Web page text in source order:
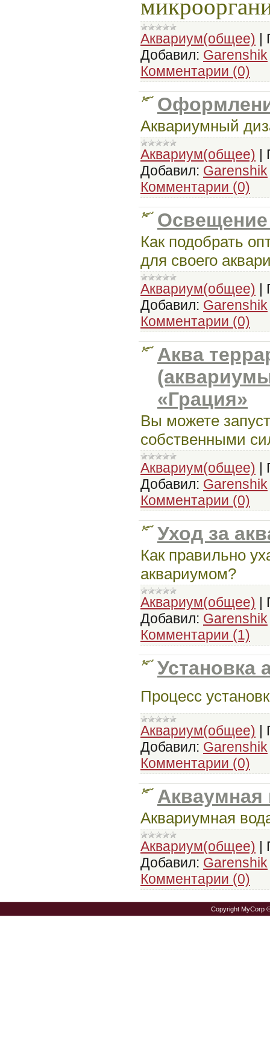
Аквариум(общее) |
Добавил: Garenshik
Комментарии (0)
Аквариумный
Аквариум(общее) |
Добавил: Garenshik
Комментарии (0)
Как подобрать
для своего
Аквариум(общее) |
Добавил: Garenshik
Комментарии (0)
Аква
«Грация»
Вы можете
собственными
Аквариум(общее) |
Добавил: Garenshik
Комментарии (0)
Уход за
Как правильно
аквариумом?
Аквариум(общее) |
Добавил: Garenshik
Комментарии (1)
Установка
Процесс
Аквариум(общее)
Добавил: Garenshik
Комментарии (0)
Акваумная
Аквариумная
Аквариум(общее) |
Добавил: Garenshik
Комментарии (0)
Copyright MyCorp